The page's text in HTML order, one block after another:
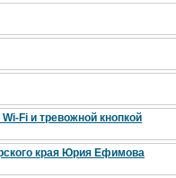
Fi и тревожной кнопкой
края Юрия Ефимова